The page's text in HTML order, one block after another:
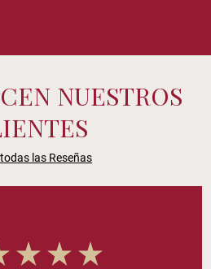
NUESTROS
las Reseñas